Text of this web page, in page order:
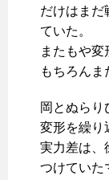
だけはまだ
ていた。
またもや
もちろんま
岡とぬらり
変形を繰り
実力差は、
つけていた